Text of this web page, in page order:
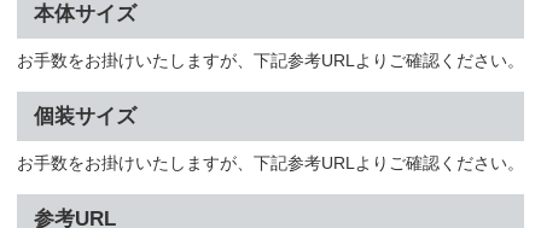
本体サイズ
お手数をお掛けいたしますが、下記参考URLよりご確認ください。
個装サイズ
お手数をお掛けいたしますが、下記参考URLよりご確認ください。
参考URL